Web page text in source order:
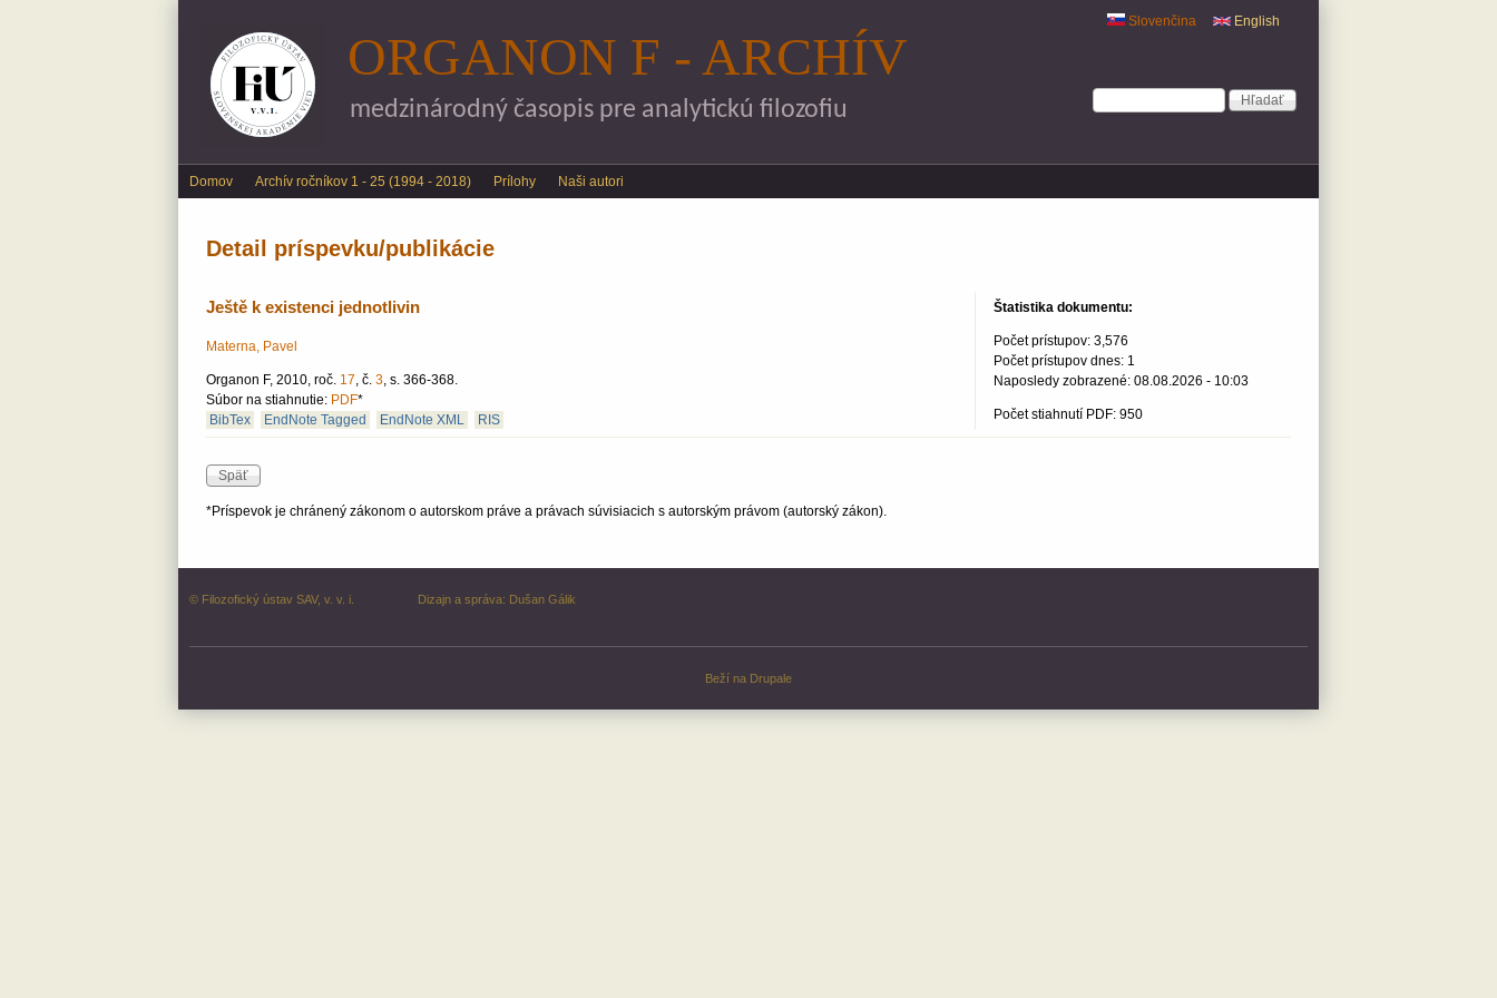
English
Slovenčina
Vyhľadávanie
Hľadať
ORGANON F - ARCHÍV
medzinárodný časopis pre analytickú filozofiu
Main menu
Domov Archív ročníkov 1 - 25 (1994 - 2018) Prílohy Naši autori
Detail príspevku/publikácie
Ještě k existenci jednotlivin
Materna, Pavel
Organon F, 2010, roč. 17, č. 3, s. 366-368.
Súbor na stiahnutie: PDF*
BibTex
EndNote Tagged EndNote XML RIS
Štatistika dokumentu:
Počet prístupov: 3,576
Počet prístupov dnes: 1
Naposledy zobrazené: 08.08.2026 - 10:03
Počet stiahnutí PDF: 950
*Príspevok je chránený zákonom o autorskom práve a právach súvisiacich s autorským právom (autorský zákon).
© Filozofický ústav SAV, v. v. i. Dizajn a správa: Dušan Gálik
Beží na Drupale